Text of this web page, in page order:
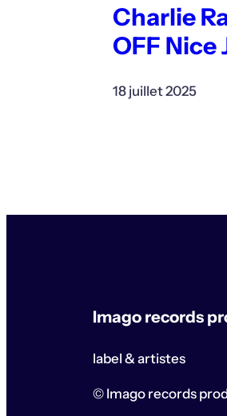
Charlie
OFF Nice
18 juillet 2025
Imago records
label & artistes
© Imago records